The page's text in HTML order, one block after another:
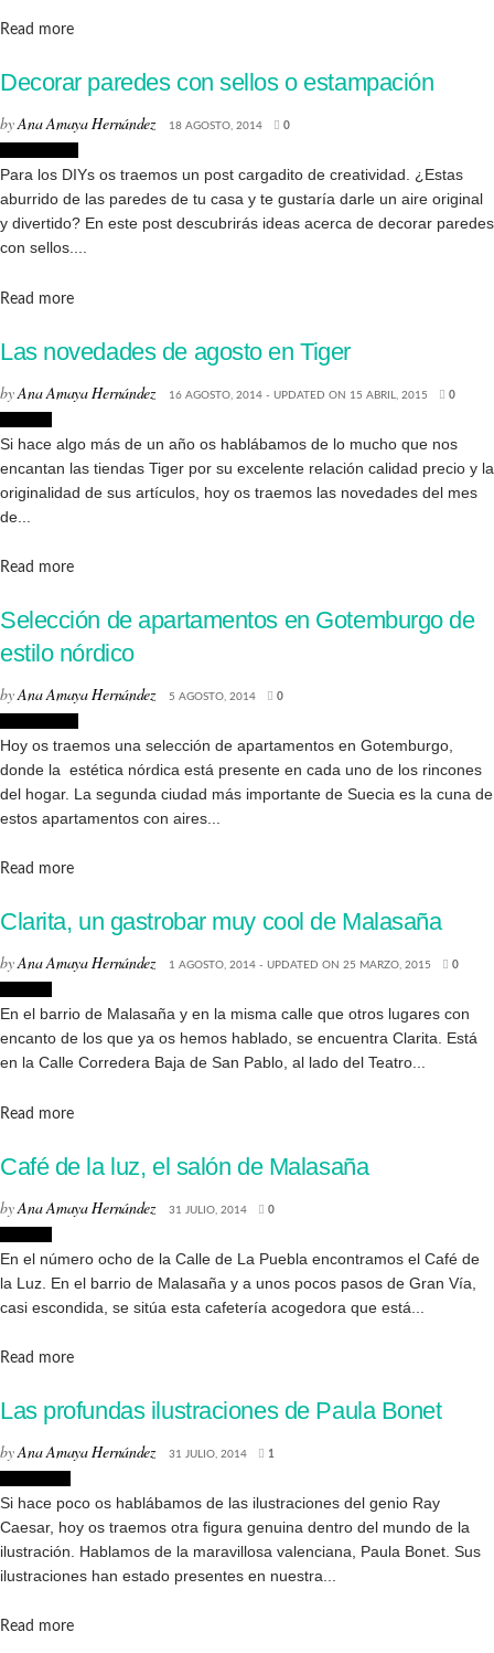
Read moreDetails
Decorar paredes con sellos o estampación
byAna Amaya Hernández 18 AGOSTO, 2014 0
Para los DIYs os traemos un post cargadito de creatividad. ¿Estas
aburrido de las paredes de tu casa y te gustaría darle un aire original
y divertido? En este post descubrirás ideas acerca de decorar paredes
con sellos....
Read moreDetails
Las novedades de agosto en Tiger
byAna Amaya Hernández 16 AGOSTO, 2014 - UPDATED ON 15 ABRIL, 2015 0
Si hace algo más de un año os hablábamos de lo mucho que nos
encantan las tiendas Tiger por su excelente relación calidad precio y la
originalidad de sus artículos, hoy os traemos las novedades del mes
de...
Read moreDetails
Selección de apartamentos en Gotemburgo de
estilo nórdico
byAna Amaya Hernández 5 AGOSTO, 2014 0
Hoy os traemos una selección de apartamentos en Gotemburgo,
donde la estética nórdica está presente en cada uno de los rincones
del hogar. La segunda ciudad más importante de Suecia es la cuna de
estos apartamentos con aires...
Read moreDetails
Clarita, un gastrobar muy cool de Malasaña
byAna Amaya Hernández 1 AGOSTO, 2014 - UPDATED ON 25 MARZO, 2015 0
En el barrio de Malasaña y en la misma calle que otros lugares con
encanto de los que ya os hemos hablado, se encuentra Clarita. Está
en la Calle Corredera Baja de San Pablo, al lado del Teatro...
Read moreDetails
Café de la luz, el salón de Malasaña
byAna Amaya Hernández 31 JULIO, 2014 0
En el número ocho de la Calle de La Puebla encontramos el Café de
la Luz. En el barrio de Malasaña y a unos pocos pasos de Gran Vía,
casi escondida, se sitúa esta cafetería acogedora que está...
Read moreDetails
Las profundas ilustraciones de Paula Bonet
byAna Amaya Hernández 31 JULIO, 2014 1
Si hace poco os hablábamos de las ilustraciones del genio Ray
Caesar, hoy os traemos otra figura genuina dentro del mundo de la
ilustración. Hablamos de la maravillosa valenciana, Paula Bonet. Sus
ilustraciones han estado presentes en nuestra...
Read moreDetails